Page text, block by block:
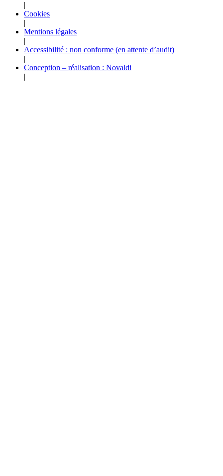
|
Cookies
|
Mentions légales
|
Accessibilité : non conforme (en attente d’audit)
|
Conception – réalisation : Novaldi
|